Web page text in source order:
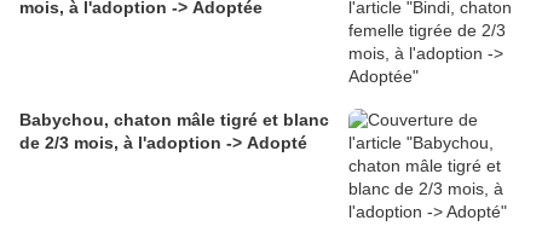
mois, à l'adoption -> Adoptée
Babychou, chaton mâle tigré et blanc
de 2/3 mois, à l'adoption -> Adopté